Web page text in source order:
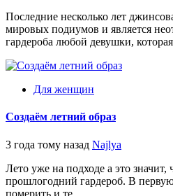
Последние несколько лет
мировых подиумов и является
гардероба любой девушки,
Для женщин
Создаём летний образ
3 года тому назад Najlya
Лето уже на подходе а это значит,
прошлогодний гардероб. В
померить и те...